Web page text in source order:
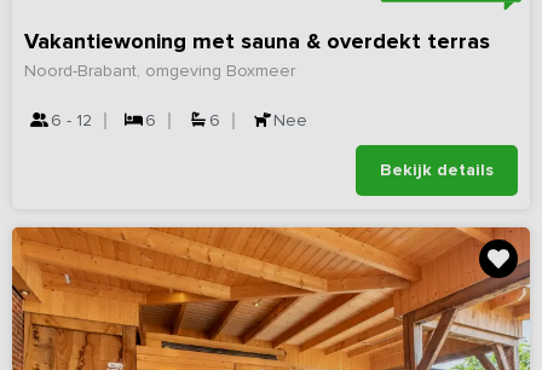
Vakantiewoning met sauna & overdekt terras
Noord-Brabant, omgeving Boxmeer
6 - 12 6 6 Nee
Bekijk details